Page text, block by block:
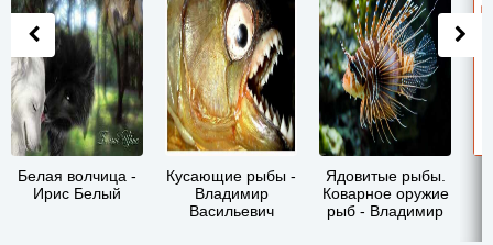
Белая волчица -
Ирис Белый
Кусающие рыбы -
Владимир
Васильевич
Ядовитые рыбы.
Коварное оружие
рыб - Владимир